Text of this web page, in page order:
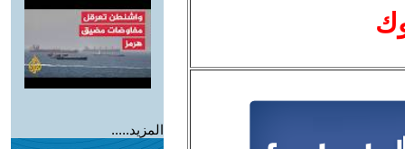
المزيد.....